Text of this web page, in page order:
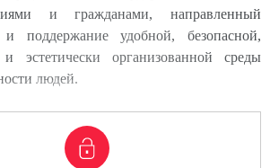
и гражданами, направленный
поддержание удобной, безопасной,
эстетически организованной среды
людей.